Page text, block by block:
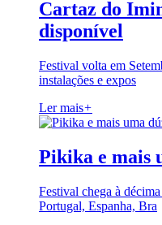
Cartaz do
disponível
Festival volta em
instalações e expos
Ler mais+
Pikika e mais
Festival chega à
Portugal, Espanha, Bra